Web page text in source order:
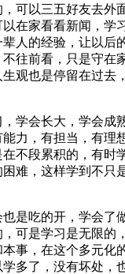
可以三五好友去外
在家看看新闻，学
人的经验，让以后
往前看，只是守在
观也是停留在过去
学会长大，学会成
力，有担当，有理
在不段累积的，有时
难，这样学到不只
是吃的开，学会了
可是学习是无限的
事，在这个多元化
多了，没有坏处，